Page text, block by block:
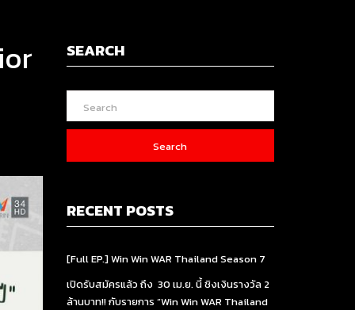
SEARCH
Search
RECENT POSTS
[Full EP.] Win Win WAR Thailand Season 7
เปิดรับสมัครแล้ว ถึง 30 เม.ย. นี้ ชิงเงินรางวัล 2
ล้านบาท!! กับรายการ “Win Win WAR Thailand